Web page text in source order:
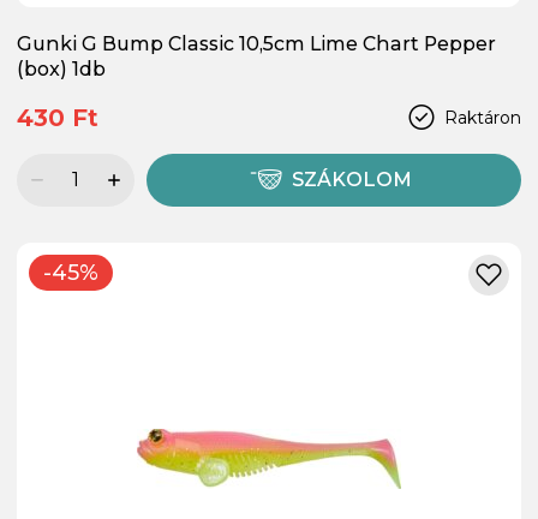
Gunki G Bump Classic 10,5cm Lime Chart Pepper
(box) 1db
Raktáron
430 Ft
SZÁKOLOM
-45%